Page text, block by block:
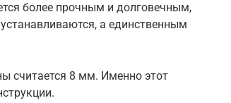
более прочным и долговечным,
а единственным
считается 8 мм. Именно этот